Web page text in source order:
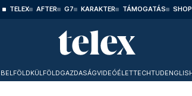
TELEX AFTER G7 KARAKTER TÁMOGATÁS SHOP
BELFÖLDKÜLFÖLDGAZDASÁGVIDEÓÉLETTECHTUD